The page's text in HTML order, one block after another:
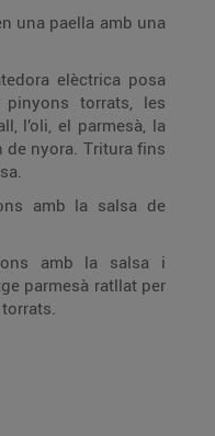
una paella amb una
elèctrica posa
torrats, les
l’oli, el parmesà, la
de nyora. Tritura fins
amb la salsa de
amb la salsa i
parmesà ratllat per